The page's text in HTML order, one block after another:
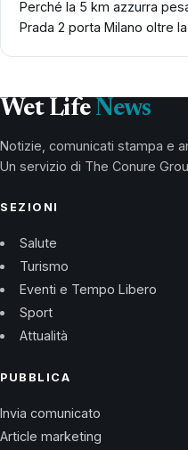
Perché la 5 km azzurra
Prada 2 porta Milano oltre
Wet Life News
Notizie, comunicati stampa e
Un servizio di The Conure
SEZIONI
Salute
Turismo
Eventi e Tempo Libero
Sport
Attualità
PUBBLICA
Invia comunicato
Article marketing